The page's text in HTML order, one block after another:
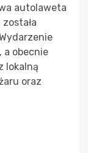
autolaweta
a obecnie
lokalną
oraz